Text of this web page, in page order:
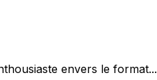
envers le format...